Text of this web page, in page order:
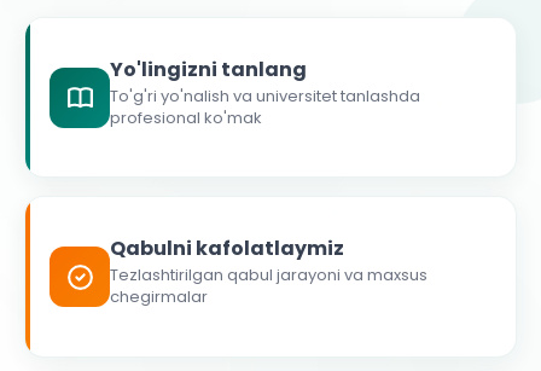
Yo'lingizni tanlang
To'g'ri yo'nalish va universitet tanlashda
profesional ko'mak
Qabulni kafolatlaymiz
Tezlashtirilgan qabul jarayoni va maxsus
chegirmalar